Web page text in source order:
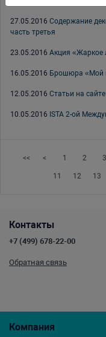
27.05.2016 Содержание
часть третья
23.05.2016 Акция «Жаркое
16.05.2016 Брошюра «Мой
12.05.2016 Статьи на сайте
10.05.2016 ISTA 2-ой
<< < 1 2 3
11 12 13
Компания
Контакты
+7 (499) 678-22-00
Обратная связь